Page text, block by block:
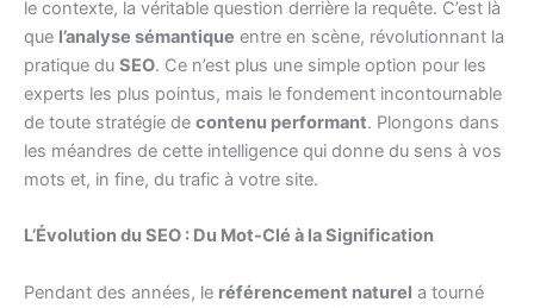
le contexte, la véritable question derrière la requête. C’est là
que l’analyse sémantique entre en scène, révolutionnant la
pratique du SEO. Ce n’est plus une simple option pour les
experts les plus pointus, mais le fondement incontournable
de toute stratégie de contenu performant. Plongons dans
les méandres de cette intelligence qui donne du sens à vos
mots et, in fine, du trafic à votre site.
L’Évolution du SEO : Du Mot-Clé à la Signification
Pendant des années, le référencement naturel a tourné